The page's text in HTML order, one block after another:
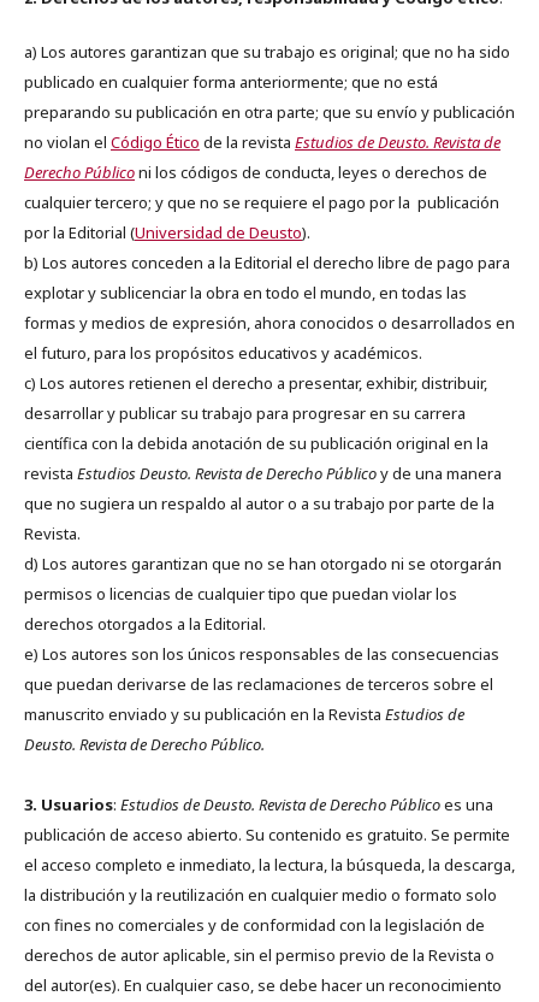
a) Los autores garantizan que su trabajo es original; que no ha sido
publicado en cualquier forma anteriormente; que no está
preparando su publicación en otra parte; que su envío y publicación
no violan el Código Ético de la revista Estudios de Deusto. Revista de
Derecho Públiconi los códigos de conducta, leyes o derechos de
cualquier tercero; y que no se requiere el pago por la publicación
por la Editorial (Universidad de Deusto).
b) Los autores conceden a la Editorial el derecho libre de pago para
explotar y sublicenciar la obra en todo el mundo, en todas las
formas y medios de expresión, ahora conocidos o desarrollados en
el futuro, para los propósitos educativos y académicos.
c) Los autores retienen el derecho a presentar, exhibir, distribuir,
desarrollar y publicar su trabajo para progresar en su carrera
científica con la debida anotación de su publicación original en la
revista Estudios Deusto. Revista de Derecho Públicoy de una manera
que no sugiera un respaldo al autor o a su trabajo por parte de la
Revista.
d) Los autores garantizan que no se han otorgado ni se otorgarán
permisos o licencias de cualquier tipo que puedan violar los
derechos otorgados a la Editorial.
e) Los autores son los únicos responsables de las consecuencias
que puedan derivarse de las reclamaciones de terceros sobre el
manuscrito enviado y su publicación en la Revista Estudios de
Deusto. Revista de Derecho Público.
3. Usuarios: Estudios de Deusto. Revista de Derecho Públicoes una
publicación de acceso abierto. Su contenido es gratuito. Se permite
el acceso completo e inmediato, la lectura, la búsqueda, la descarga,
la distribución y la reutilización en cualquier medio o formato solo
con fines no comerciales y de conformidad con la legislación de
derechos de autor aplicable, sin el permiso previo de la Revista o
del autor(es). En cualquier caso, se debe hacer un reconocimiento